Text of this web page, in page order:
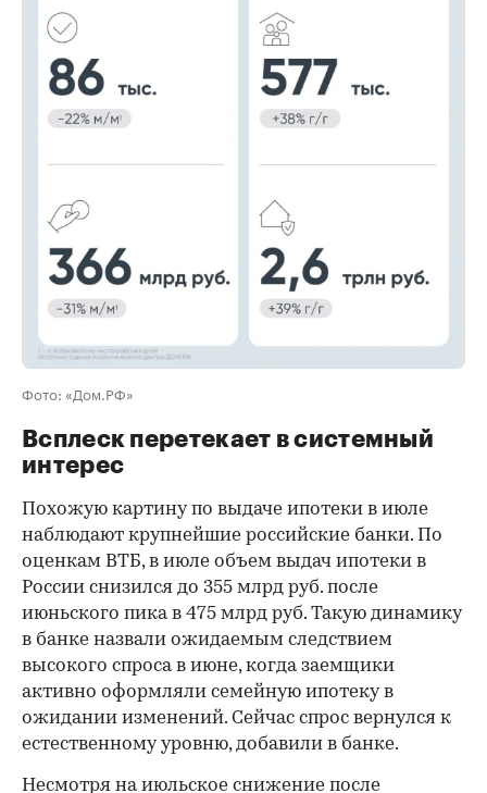
Фото: «Дом.РФ»
Всплеск перетекает в системный
интерес
Похожую картину по выдаче ипотеки в июле
наблюдают крупнейшие российские банки. По
оценкам ВТБ, в июле объем выдач ипотеки в
России снизился до 355 млрд руб. после
июньского пика в 475 млрд руб. Такую динамику
в банке назвали ожидаемым следствием
высокого спроса в июне, когда заемщики
активно оформляли семейную ипотеку в
ожидании изменений. Сейчас спрос вернулся к
естественному уровню, добавили в банке.
Несмотря на июльское снижение после